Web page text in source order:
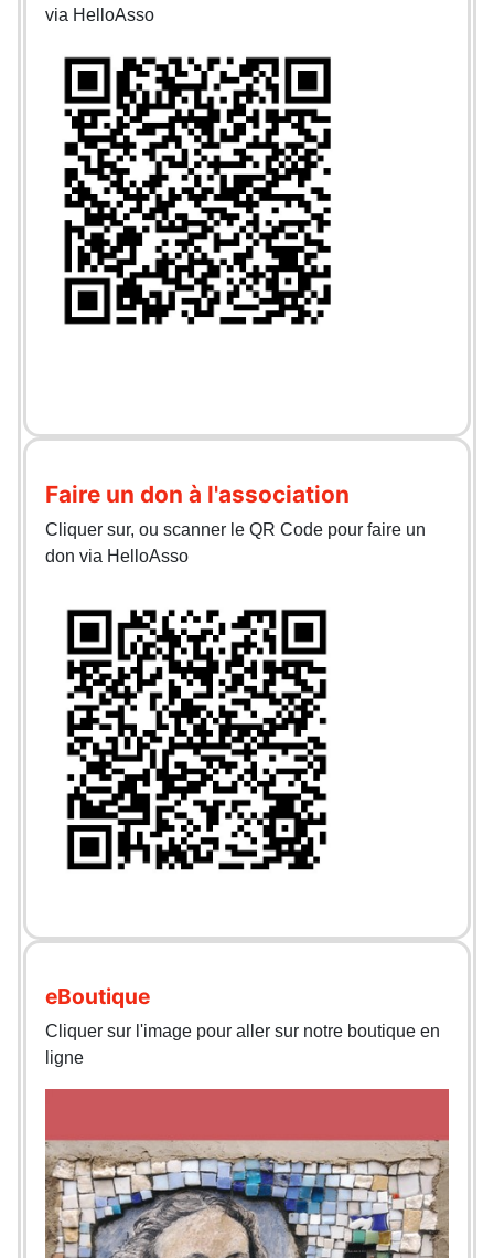
via HelloAsso
Faire un don à l'association
Cliquer sur, ou scanner le QR Code pour faire un
don via HelloAsso
eBoutique
Cliquer sur l'image pour aller sur notre boutique en
ligne